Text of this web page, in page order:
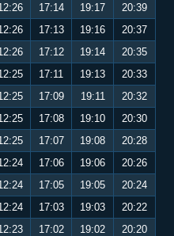
17:14 19:17
20:39
17:13 19:16
20:37
17:12 19:14
20:35
17:11 19:13
20:33
17:09 19:11
20:32
17:08 19:10
20:30
17:07 19:08
20:28
17:06 19:06
20:26
17:05 19:05
20:24
17:03 19:03
20:22
17:02 19:02
20:20